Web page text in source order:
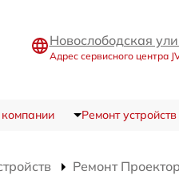
Новослободская
Адрес сервисного центра
Ремонт устройств
Ремонт